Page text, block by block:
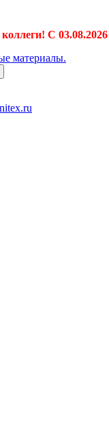
С 03.08.2026